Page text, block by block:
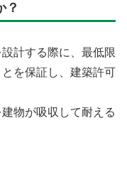
？
計する際に、最低限
を保証し、建築許可
物が吸収して耐える